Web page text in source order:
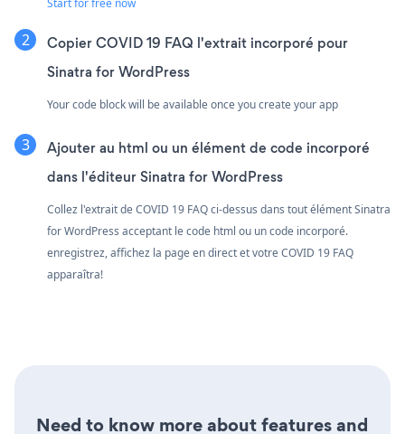
Start for free now
Copier COVID 19 FAQ l'extrait incorporé pour
Sinatra for WordPress
Your code block will be available once you create your app
Ajouter au html ou un élément de code incorporé
dans l'éditeur Sinatra for WordPress
Collez l'extrait de COVID 19 FAQ ci-dessus dans tout élément Sinatra
for WordPress acceptant le code html ou un code incorporé.
enregistrez, affichez la page en direct et votre COVID 19 FAQ
apparaîtra!
Need to know more about features and